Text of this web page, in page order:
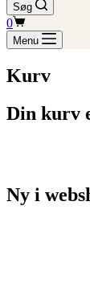
Søg
Indkøbskurv
0
Menu
Kurv
Din kurv
Ny i